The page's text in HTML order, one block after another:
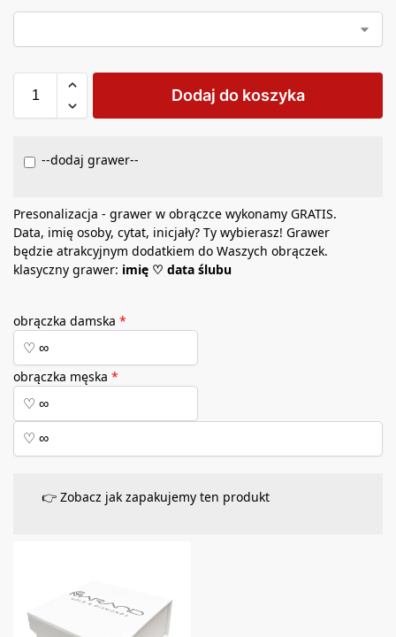
Dodaj do koszyka
--dodaj grawer--
Presonalizacja - grawer w obrączce wykonamy GRATIS.
Data, imię osoby, cytat, inicjały? Ty wybierasz! Grawer
będzie atrakcyjnym dodatkiem do Waszych obrączek.
klasyczny grawer: imię ♡ data ślubu
obrączka damska *
obrączka męska *
👉 Zobacz jak zapakujemy ten produkt